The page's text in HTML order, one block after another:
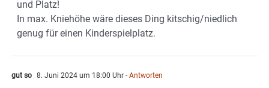
und Platz!
In max. Kniehöhe wäre dieses Ding kitschig/niedlich
genug für einen Kinderspielplatz.
gut so 8. Juni 2024 um 18:00 Uhr - Antworten